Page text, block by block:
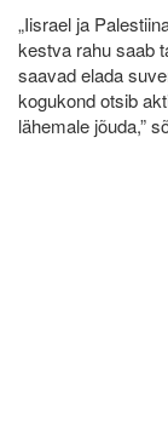
„Iisrael ja
kestva rahu saab
saavad elada
kogukond otsib
lähemale jõuda,”